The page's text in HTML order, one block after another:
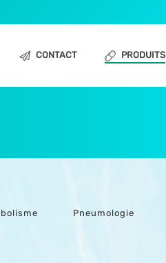
CONTACT PRODUITS
Pneumologie